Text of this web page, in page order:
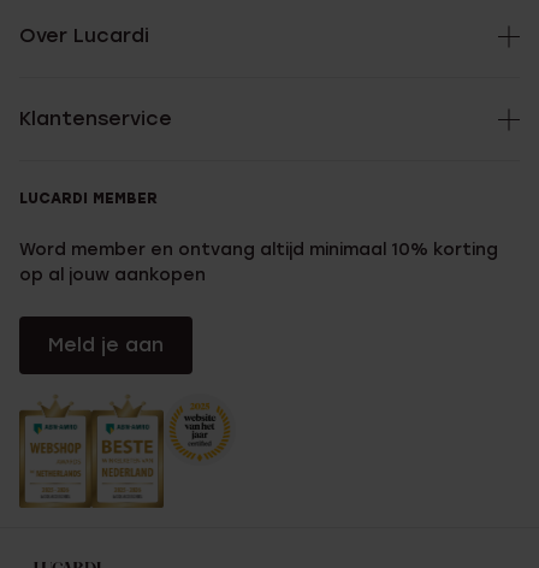
Over Lucardi
Klantenservice
LUCARDI MEMBER
Word member en ontvang altijd minimaal 10% korting
op al jouw aankopen
Meld je aan